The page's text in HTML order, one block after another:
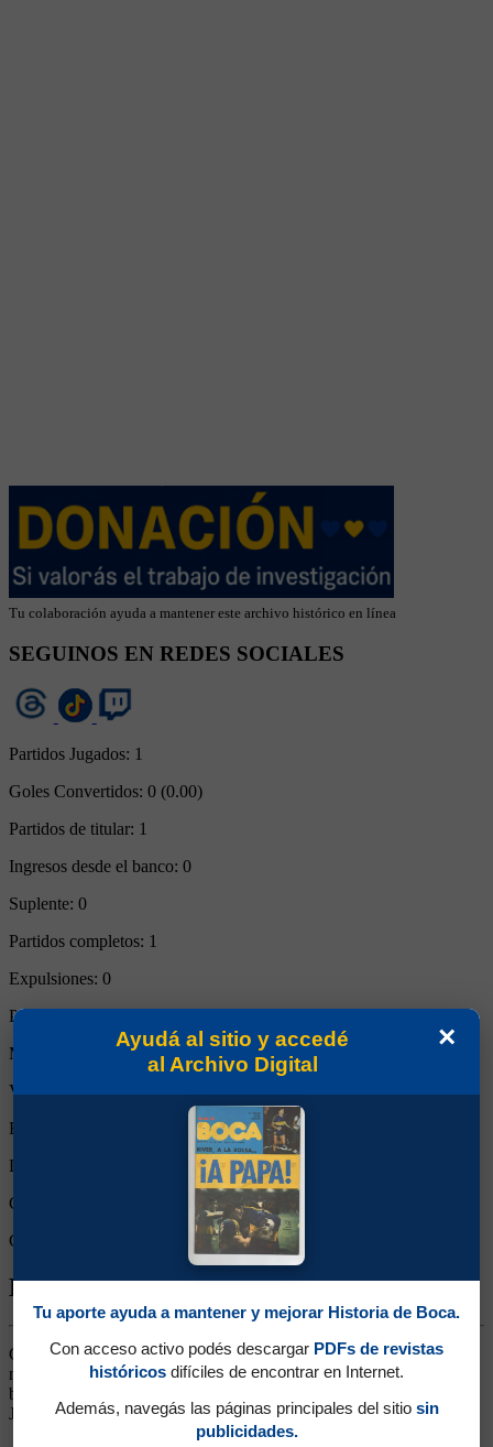
Tu colaboración ayuda a mantener este archivo histórico en línea
SEGUINOS EN REDES SOCIALES
Partidos Jugados: 1
Goles Convertidos: 0 (0.00)
Partidos de titular: 1
Ingresos desde el banco: 0
Suplente: 0
Partidos completos: 1
Expulsiones: 0
Partidos reemplazado:
Minutos Disputados:
90
Victorias:0
Empates:
Derrotas:
Goles de Boca:
Goles rivales:
Biografía de Heleno De Freytas
Centrodelantero. Llegó desde Botafogo, en donde fue ídolo
marcando más de 200 goles. Tenía un estilo elegante, técnico y de
buen cabezazo, en Boca no pudo mostrar todas sus condiciones.
Jugó además en el Junior de Barranquilla de Colombia
×
Ayudá al sitio y accedé
al Archivo Digital
Tu aporte ayuda a mantener y mejorar Historia de Boca.
Con acceso activo podés descargar PDFs de revistas
históricos difíciles de encontrar en Internet.
Además, navegás las páginas principales del sitio sin
publicidades.